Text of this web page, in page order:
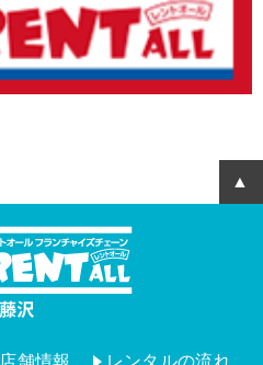
店舗情報 レンタルの流れ